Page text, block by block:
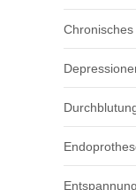
Entspannung